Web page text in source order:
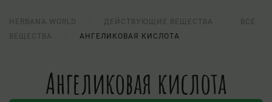
HERBANA.WORLD ДЕЙСТВУЮЩИЕ ВЕЩЕСТВА
ВСЕ
ВЕЩЕСТВА
АНГЕЛИКОВАЯ КИСЛОТА
Ангеликовая кислота